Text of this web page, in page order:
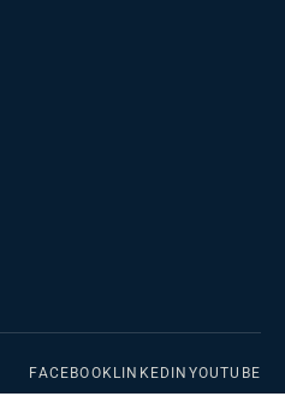
FACEBOOK LINKEDIN YOUTUBE